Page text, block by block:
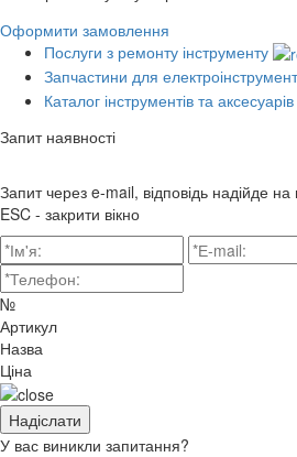
Оформити замовлення
Послуги з ремонту інструменту
Запчастини для
Каталог інструментів та аксесуарів
Запит наявності
Запит через e-mail, відповідь надійде
ESC - закрити вікно
№
Артикул
Назва
Ціна
У вас виникли запитання?